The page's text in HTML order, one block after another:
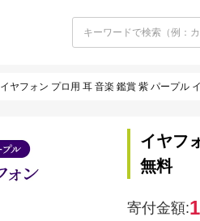
イヤフォン プロ用 耳 音楽 鑑賞 紫 パープル
イヤフ
無料
寄付金額: